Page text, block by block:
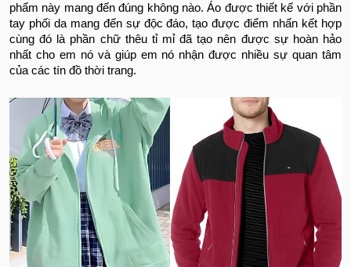
phẩm này mang đến đúng không nào. Áo được thiết kế với phần
tay phối da mang đến sự độc đáo, tạo được điểm nhấn kết hợp
cùng đó là phần chữ thêu tỉ mỉ đã tạo nên được sự hoàn hảo
nhất cho em nó và giúp em nó nhận được nhiều sự quan tâm
của các tín đồ thời trang.